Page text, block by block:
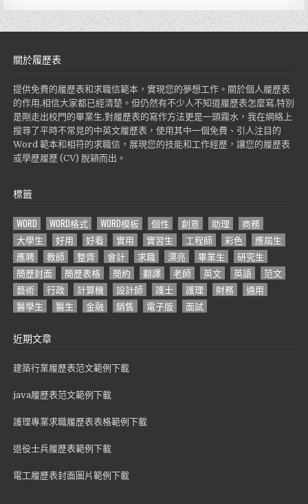
關於履歷表
提供免費的履歷表和求職信範本，實現您的夢想工作。關於個人履歷表
的作用,相信大家都已經清楚。但仍然有不少人不知道履歷表怎麼寫,特別
是剛走出校門的畢業生,對履歷表的寫作方法更是一頭霧水，我在網絡上
搜尋了平時不常見的中英文履歷表，使用其中一個免費、引人注目的
Word 範本和相符的求職信，展現您的技能和工作經歷，讓您的履歷表
或學歷履歷 (CV) 脫穎而出。
標籤
WORD WORD格式 WORD模板 個性 創意 助理
商務
大學生
好用 好看 實用 實習生 工程師 彩色
應屆生
應聘
教師 整齊 會計 求職 漂亮 畢業生
研究生
簡歷封面
簡歷表格 簡約 翻譯 老師 英文 英語
范文
藝術
行政 計算機 設計師 護士 護理 財務
通用
醫學生
醫生 金融 銷售 電子版 面試
近期文章
建築行業履歷表范文範例下載
java履歷表范文範例下載
護理專業求職履歷表表格範例下載
退役士兵履歷表範例下載
電工履歷表封面圖片範例下載